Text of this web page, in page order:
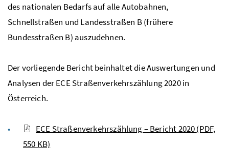
des nationalen Bedarfs auf alle Autobahnen,
Schnellstraßen und Landesstraßen B (frühere
Bundesstraßen B) auszudehnen.
Der vorliegende Bericht beinhaltet die Auswertungen und
Analysen der ECE Straßenverkehrszählung 2020 in
Österreich.
ECE Straßenverkehrszählung – Bericht 2020(PDF,
550 KB)